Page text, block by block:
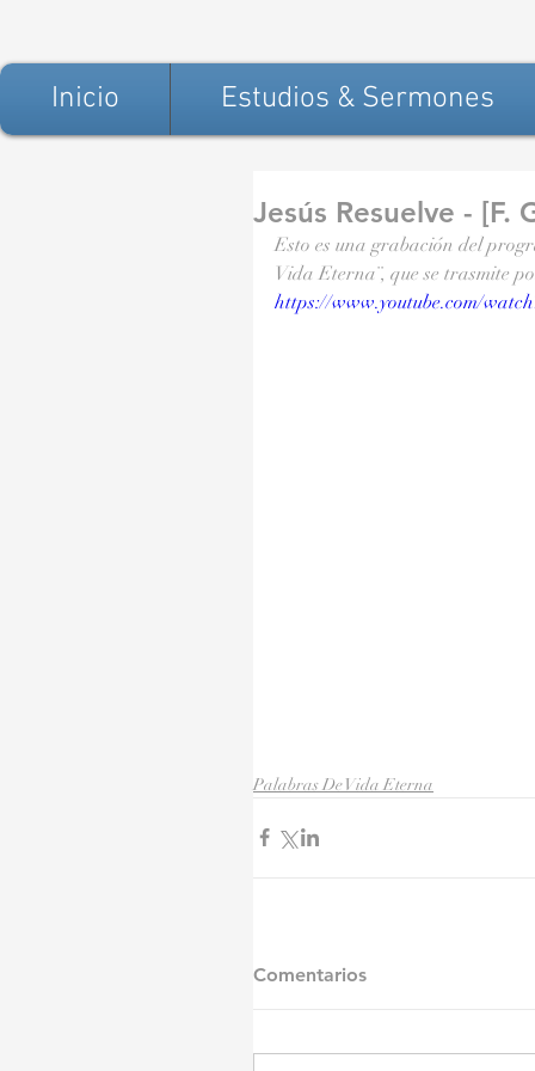
Inicio Estudios & Sermones
Jesús Resuelve - [F.
Esto es una grabación del
Vida Eterna¨, que se trasmite
https://www.youtube.com/
Palabras De Vida Eterna
Comentarios